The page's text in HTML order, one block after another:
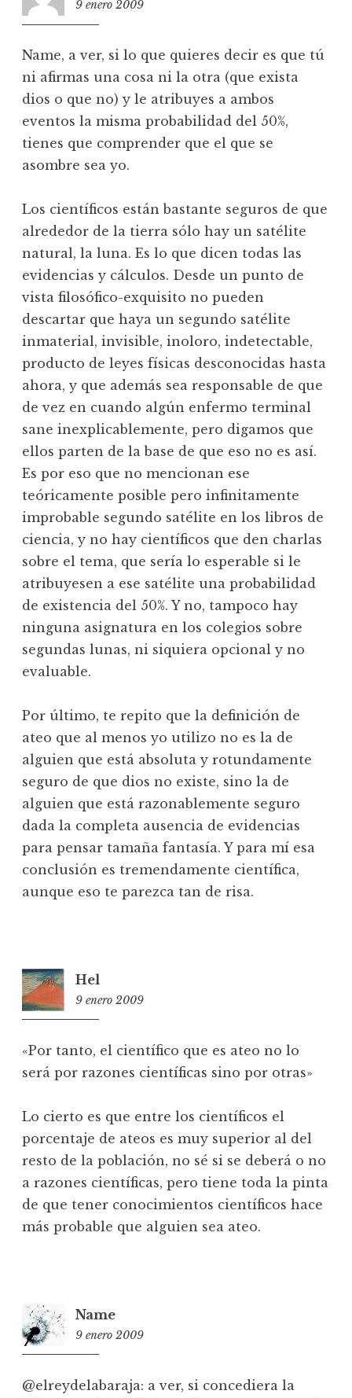
9 enero 2009
Name, a ver, si lo que quieres decir es que tú
ni afirmas una cosa ni la otra (que exista
dios o que no) y le atribuyes a ambos
eventos la misma probabilidad del 50%,
tienes que comprender que el que se
asombre sea yo.
Los científicos están bastante seguros de que
alrededor de la tierra sólo hay un satélite
natural, la luna. Es lo que dicen todas las
evidencias y cálculos. Desde un punto de
vista filosófico-exquisito no pueden
descartar que haya un segundo satélite
inmaterial, invisible, inoloro, indetectable,
producto de leyes físicas desconocidas hasta
ahora, y que además sea responsable de que
de vez en cuando algún enfermo terminal
sane inexplicablemente, pero digamos que
ellos parten de la base de que eso no es así.
Es por eso que no mencionan ese
teóricamente posible pero infinitamente
improbable segundo satélite en los libros de
ciencia, y no hay científicos que den charlas
sobre el tema, que sería lo esperable si le
atribuyesen a ese satélite una probabilidad
de existencia del 50%. Y no, tampoco hay
ninguna asignatura en los colegios sobre
segundas lunas, ni siquiera opcional y no
evaluable.
Por último, te repito que la definición de
ateo que al menos yo utilizo no es la de
alguien que está absoluta y rotundamente
seguro de que dios no existe, sino la de
alguien que está razonablemente seguro
dada la completa ausencia de evidencias
para pensar tamaña fantasía. Y para mí esa
conclusión es tremendamente científica,
aunque eso te parezca tan de risa.
Hel
9 enero 2009
«Por tanto, el científico que es ateo no lo
será por razones científicas sino por otras»
Lo cierto es que entre los científicos el
porcentaje de ateos es muy superior al del
resto de la población, no sé si se deberá o no
a razones científicas, pero tiene toda la pinta
de que tener conocimientos científicos hace
más probable que alguien sea ateo.
Name
9 enero 2009
@elreydelabaraja: a ver, si concediera la